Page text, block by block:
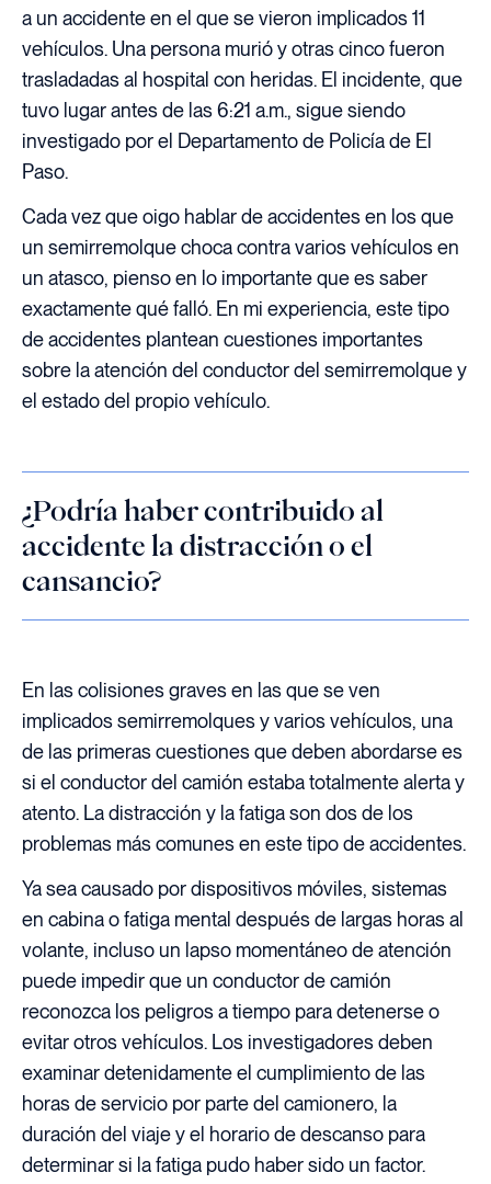
a un accidente en el que se vieron implicados 11
vehículos. Una persona murió y otras cinco fueron
trasladadas al hospital con heridas. El incidente, que
tuvo lugar antes de las 6:21 a.m., sigue siendo
investigado por el Departamento de Policía de El
Paso.
Cada vez que oigo hablar de accidentes en los que
un semirremolque choca contra varios vehículos en
un atasco, pienso en lo importante que es saber
exactamente qué falló. En mi experiencia, este tipo
de accidentes plantean cuestiones importantes
sobre la atención del conductor del semirremolque y
el estado del propio vehículo.
¿Podría haber contribuido al
accidente la distracción o el
cansancio?
En las colisiones graves en las que se ven
implicados semirremolques y varios vehículos, una
de las primeras cuestiones que deben abordarse es
si el conductor del camión estaba totalmente alerta y
atento. La distracción y la fatiga son dos de los
problemas más comunes en este tipo de accidentes.
Ya sea causado por dispositivos móviles, sistemas
en cabina o fatiga mental después de largas horas al
volante, incluso un lapso momentáneo de atención
puede impedir que un conductor de camión
reconozca los peligros a tiempo para detenerse o
evitar otros vehículos. Los investigadores deben
examinar detenidamente el cumplimiento de las
horas de servicio por parte del camionero, la
duración del viaje y el horario de descanso para
determinar si la fatiga pudo haber sido un factor.